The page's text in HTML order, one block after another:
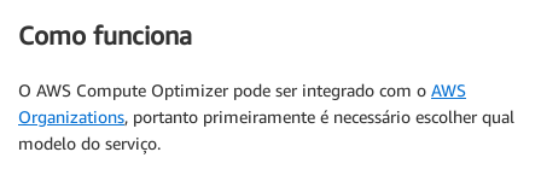
Como funciona
O AWS Compute Optimizer pode ser integrado com o AWS
Organizations, portanto primeiramente é necessário escolher qual
modelo do serviço.